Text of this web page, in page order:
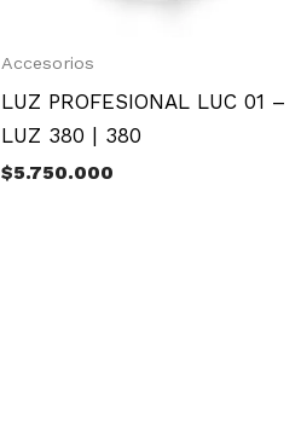
Accesorios
LUZ PROFESIONAL LUC 01 –
LUZ 380 | 380
$5.750.000